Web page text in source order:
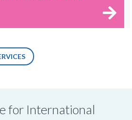
for International